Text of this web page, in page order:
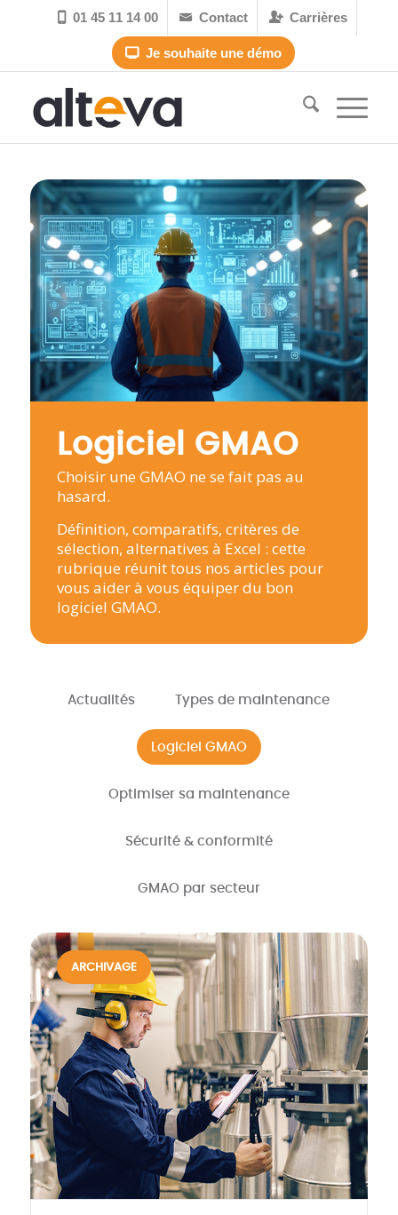
 01 45 11 14 00  Contact Carrières
Je souhaite une démo
Logiciel GMAO
Choisir une GMAO ne se fait pas au
hasard.
Définition, comparatifs, critères de
sélection, alternatives à Excel : cette
rubrique réunit tous nos articles pour
vous aider à vous équiper du bon
logiciel GMAO.
Actualités Types de maintenance
Logiciel GMAO
Optimiser sa maintenance
Sécurité & conformité
GMAO par secteur
ARCHIVAGE